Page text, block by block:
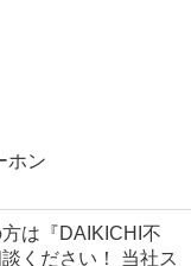
ホン
は『DAIKICHI不
ください！ 当社ス